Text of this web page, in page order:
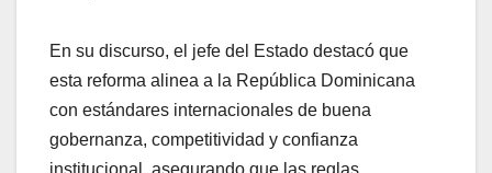
En su discurso, el jefe del Estado destacó que
esta reforma alinea a la República Dominicana
con estándares internacionales de buena
gobernanza, competitividad y confianza